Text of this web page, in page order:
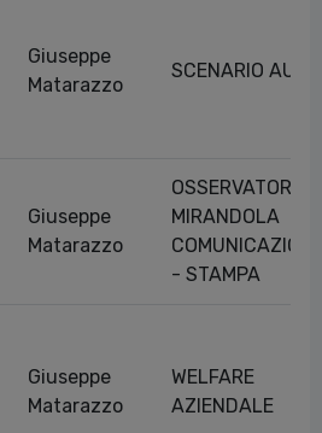
Giuseppe
Matarazzo
SCENARIO AUTO
Giuseppe
Matarazzo
OSSERVATORI
MIRANDOLA
- STAMPA
Giuseppe
Matarazzo
WELFARE
AZIENDALE